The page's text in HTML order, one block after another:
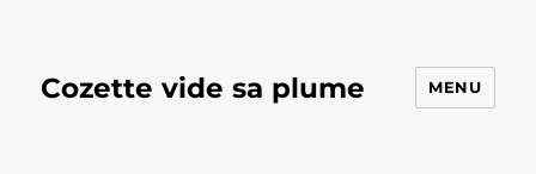
Cozette vide sa plume MENU